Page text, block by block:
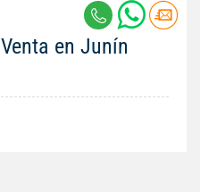
en Junín